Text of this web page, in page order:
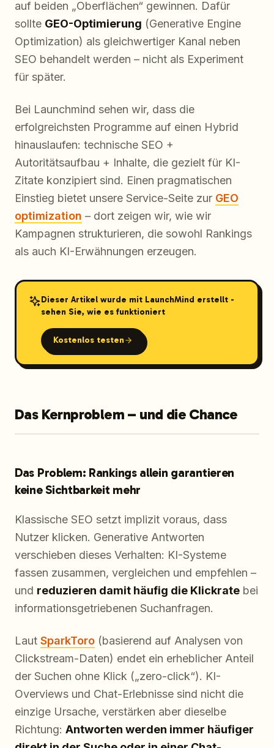
auf beiden „Oberflächen“ gewinnen. Dafür
sollte GEO-Optimierung (Generative Engine
Optimization) als gleichwertiger Kanal neben
SEO behandelt werden – nicht als Experiment
für später.
Bei Launchmind sehen wir, dass die
erfolgreichsten Programme auf einen Hybrid
hinauslaufen: technische SEO +
Autoritätsaufbau + Inhalte, die gezielt für KI-
Zitate konzipiert sind. Einen pragmatischen
Einstieg bietet unsere Service-Seite zur GEO
optimization – dort zeigen wir, wie wir
Kampagnen strukturieren, die sowohl Rankings
als auch KI-Erwähnungen erzeugen.
Dieser Artikel wurde mit LaunchMind erstellt -
sehen Sie, wie es funktioniert
Kostenlos testen
Das Kernproblem – und die Chance
Das Problem: Rankings allein garantieren
keine Sichtbarkeit mehr
Klassische SEO setzt implizit voraus, dass
Nutzer klicken. Generative Antworten
verschieben dieses Verhalten: KI-Systeme
fassen zusammen, vergleichen und empfehlen –
und reduzieren damit häufig die Klickrate bei
informationsgetriebenen Suchanfragen.
Laut SparkToro (basierend auf Analysen von
Clickstream-Daten) endet ein erheblicher Anteil
der Suchen ohne Klick („zero-click“). KI-
Overviews und Chat-Erlebnisse sind nicht die
einzige Ursache, verstärken aber dieselbe
Richtung: Antworten werden immer häufiger